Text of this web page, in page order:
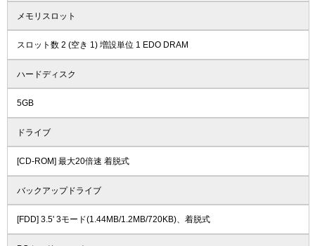
メモリスロット
スロット数 2 (空き 1) 増設単位 1 EDO DRAM
ハードディスク
5GB
ドライブ
[CD-ROM] 最大20倍速 着脱式
バックアップドライブ
[FDD] 3.5' 3モード(1.44MB/1.2MB/720KB)、着脱式